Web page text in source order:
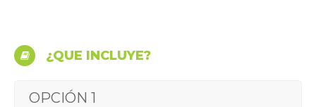
¿QUE INCLUYE?
OPCIÓN 1